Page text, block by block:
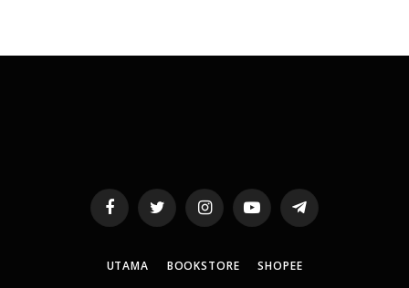
FacebookTwitter InstagramYouTubeTelegram
UTAMA BOOKSTORE SHOPEE